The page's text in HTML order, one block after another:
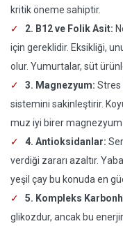
kritik öneme sahiptir.
2. B12 ve Folik Asit:
için gereklidir. Eksikliği,
olur. Yumurtalar, süt
3. Magnezyum: Stres
sistemini sakinleştirir.
muz iyi birer magnezyum
4. Antioksidanlar:
verdiği zararı azaltır.
yeşil çay bu konuda en
5. Kompleks
glikozdur, ancak bu